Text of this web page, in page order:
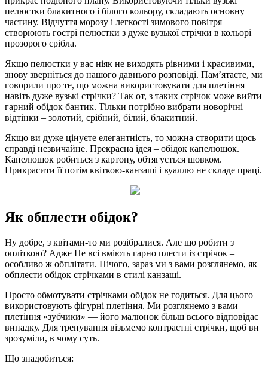
пелюстки блакитного і білого кольору, складають основну
частину. Відчуття морозу і легкості зимового повітря
створюють гострі пелюстки з дуже вузької стрічки в кольорі
прозорого срібла.
Якщо пелюстки у вас ніяк не виходять рівними і красивими,
знову зверніться до нашого давнього розповіді. Пам’ятаєте, ми
говорили про те, що можна використовувати для плетіння
навіть дуже вузькі стрічки? Так от, з таких стрічок може вийти
гарний обідок бантик. Тільки потрібно вибрати новорічні
відтінки – золотий, срібний, білий, блакитний.
Якщо ви дуже цінуєте елегантність, то можна створити щось
справді незвичайне. Прекрасна ідея – обідок капелюшок.
Капелюшок робиться з картону, обтягується шовком.
Прикрасити її потім квіткою-канзаші і вуаллю не складе праці.
Як обплести обідок?
Ну добре, з квітами-то ми розібралися. Але що робити з
опліткою? Адже Не всі вміють гарно плести із стрічок –
особливо ж обплітати. Нічого, зараз ми з вами розглянемо, як
обплести обідок стрічками в стилі канзаші.
Просто обмотувати стрічками обідок не годиться. Для цього
використовують фігурні плетіння. Ми розглянемо з вами
плетіння «зубчики» — його малюнок більш всього відповідає
випадку. Для тренування візьмемо контрастні стрічки, щоб ви
зрозуміли, в чому суть.
Що знадобиться: